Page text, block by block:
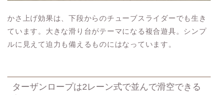
かさ上げ効果は、下段からのチューブスライダーでも生き
ています。大きな滑り台がテーマになる複合遊具。シンプ
ルに見えて迫力も備えるものにはなっています。
ターザンロープは2レーン式で並んで滑空できる